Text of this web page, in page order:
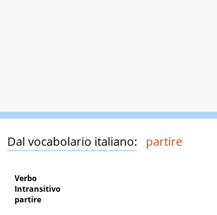
Dal vocabolario italiano: partire
Verbo
Intransitivo
partire